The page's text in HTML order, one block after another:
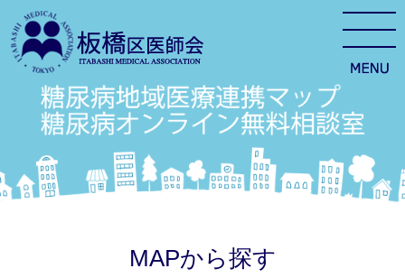
MAPから探す